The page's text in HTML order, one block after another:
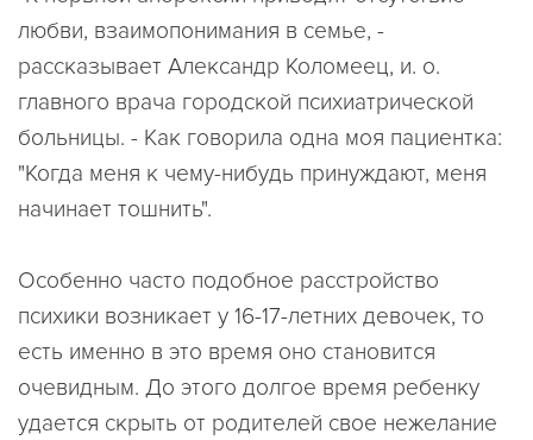
любви, взаимопонимания в семье, -
рассказывает Александр Коломеец, и. о.
главного врача городской психиатрической
больницы. - Как говорила одна моя пациентка:
"Когда меня к чему-нибудь принуждают, меня
начинает тошнить".
Особенно часто подобное расстройство
психики возникает у 16-17-летних девочек, то
есть именно в это время оно становится
очевидным. До этого долгое время ребенку
удается скрыть от родителей свое нежелание